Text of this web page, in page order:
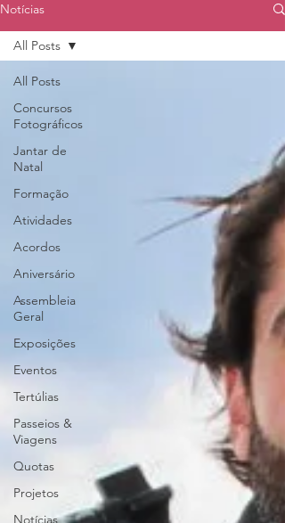
Notícias
All Posts
Concursos
Fotográficos
Jantar de
Natal
Formação
Atividades
Acordos
Aniversário
Assembleia
Geral
Exposições
Eventos
Tertúlias
Passeios &
Viagens
Quotas
Projetos
Notícias
All Posts